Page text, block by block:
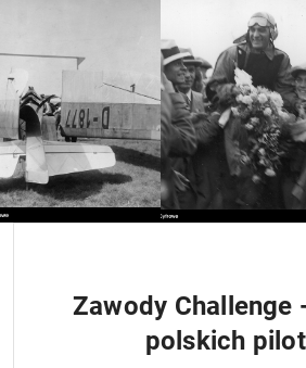
Zawody Challenge
polskich